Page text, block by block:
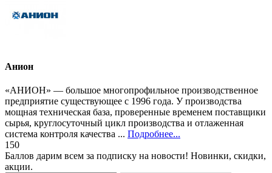
Анион
«АНИОН» — большое многопрофильное производственное
предприятие существующее с 1996 года. У производства
мощная техническая база, проверенные временем поставщики
сырья, круглосуточный цикл производства и отлаженная
система контроля качества ... Подробнее...
150
Баллов дарим всем за подписку на новости! Новинки, скидки,
акции.